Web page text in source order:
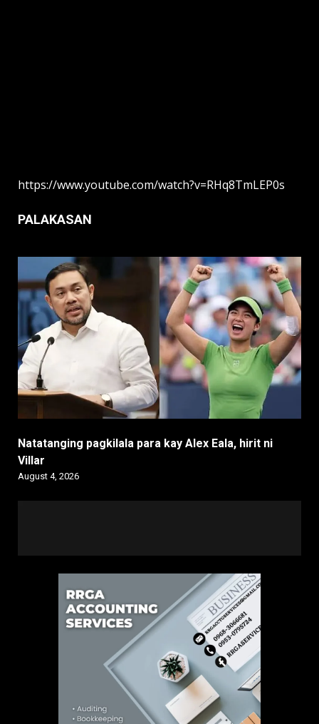
https://www.youtube.com/watch?v=RHq8TmLEP0s
PALAKASAN
Natatanging pagkilala para kay Alex Eala, hirit ni
Villar
August 4, 2026